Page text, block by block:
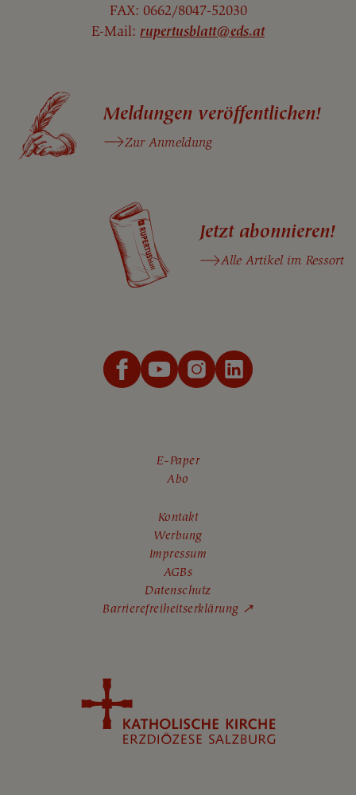
FAX: 0662/8047-52030
E-Mail: rupertusblatt@eds.at
Meldungen veröffentlichen!
Zur Anmeldung
Jetzt abonnieren!
Alle Artikel im Ressort
E-Paper
Abo
Kontakt
Werbung
Impressum
AGBs
Datenschutz
Barrierefreiheitserklärung ↗